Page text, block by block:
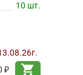
10 шт.
₽
shopping_cart